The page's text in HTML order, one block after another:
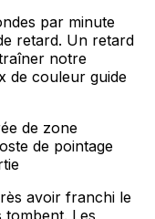
par minute
retard. Un retard
notre
de couleur guide
de zone
de pointage
avoir franchi le